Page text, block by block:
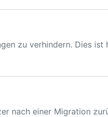
zu verhindern. Dies ist
nach einer Migration